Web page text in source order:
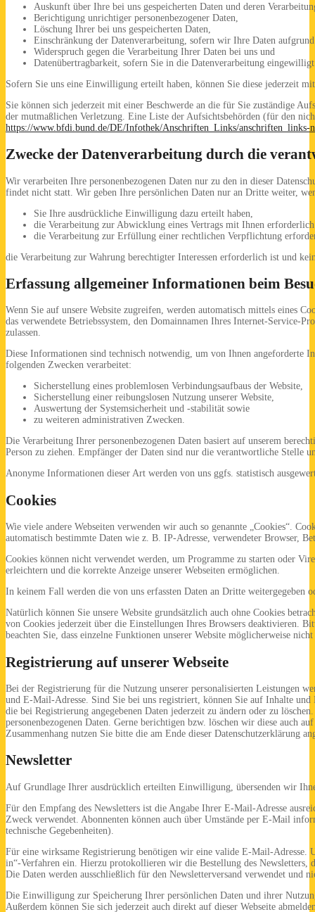
Auskunft über Ihre bei uns gespeicherten Daten und deren
Berichtigung unrichtiger personenbezogener Daten,
Löschung Ihrer bei uns gespeicherten Daten,
Einschränkung der Datenverarbeitung, sofern wir Ihre Daten
Widerspruch gegen die Verarbeitung Ihrer Daten bei uns und
Datenübertragbarkeit, sofern Sie in die Datenverarbeitung
Sofern Sie uns eine Einwilligung erteilt haben, können Sie diese jederzeit
Sie können sich jederzeit mit einer Beschwerde an die für Sie zuständige
der mutmaßlichen Verletzung. Eine Liste der Aufsichtsbehörden (für den
https://www.bfdi.bund.de/DE/Infothek/Anschriften_Links/anschriften_links-
Zwecke der Datenverarbeitung durch die
Wir verarbeiten Ihre personenbezogenen Daten nur zu den in dieser
findet nicht statt. Wir geben Ihre persönlichen Daten nur an Dritte weiter,
Sie Ihre ausdrückliche Einwilligung dazu erteilt haben,
die Verarbeitung zur Abwicklung eines Vertrags mit Ihnen
die Verarbeitung zur Erfüllung einer rechtlichen Verpflichtung
die Verarbeitung zur Wahrung berechtigter Interessen erforderlich ist und
Erfassung allgemeiner Informationen beim
Wenn Sie auf unsere Website zugreifen, werden automatisch mittels eines
das verwendete Betriebssystem, den Domainnamen Ihres Internet-Service-
zulassen.
Diese Informationen sind technisch notwendig, um von Ihnen angeforderte
folgenden Zwecken verarbeitet:
Sicherstellung eines problemlosen Verbindungsaufbaus der Website,
Sicherstellung einer reibungslosen Nutzung unserer Website,
Auswertung der Systemsicherheit und -stabilität sowie
zu weiteren administrativen Zwecken.
Die Verarbeitung Ihrer personenbezogenen Daten basiert auf unserem
Person zu ziehen. Empfänger der Daten sind nur die verantwortliche Stelle
Anonyme Informationen dieser Art werden von uns ggfs. statistisch
Cookies
Wie viele andere Webseiten verwenden wir auch so genannte „Cookies“.
automatisch bestimmte Daten wie z. B. IP-Adresse, verwendeter Browser,
Cookies können nicht verwendet werden, um Programme zu starten oder
erleichtern und die korrekte Anzeige unserer Webseiten ermöglichen.
In keinem Fall werden die von uns erfassten Daten an Dritte
Natürlich können Sie unsere Website grundsätzlich auch ohne Cookies
von Cookies jederzeit über die Einstellungen Ihres Browsers deaktivieren.
beachten Sie, dass einzelne Funktionen unserer Website möglicherweise
Registrierung auf unserer Webseite
Bei der Registrierung für die Nutzung unserer personalisierten Leistungen
und E-Mail-Adresse. Sind Sie bei uns registriert, können Sie auf Inhalte
die bei Registrierung angegebenen Daten jederzeit zu ändern oder zu
personenbezogenen Daten. Gerne berichtigen bzw. löschen wir diese auch
Zusammenhang nutzen Sie bitte die am Ende dieser Datenschutzerklärung
Newsletter
Auf Grundlage Ihrer ausdrücklich erteilten Einwilligung, übersenden wir
Für den Empfang des Newsletters ist die Angabe Ihrer E-Mail-Adresse
Zweck verwendet. Abonnenten können auch über Umstände per E-Mail
technische Gegebenheiten).
Für eine wirksame Registrierung benötigen wir eine valide E-Mail-Adresse.
in“-Verfahren ein. Hierzu protokollieren wir die Bestellung des Newsletters,
Die Daten werden ausschließlich für den Newsletterversand verwendet und
Die Einwilligung zur Speicherung Ihrer persönlichen Daten und ihrer
Außerdem können Sie sich jederzeit auch direkt auf dieser Webseite